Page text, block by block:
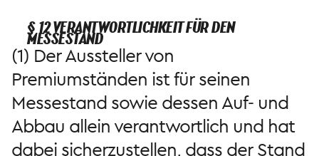
§ 12 VERANTWORTLICHKEIT FÜR DEN
MESSESTAND
(1) Der Aussteller von
Premiumständen ist für seinen
Messestand sowie dessen Auf- und
Abbau allein verantwortlich und hat
dabei sicherzustellen, dass der Stand